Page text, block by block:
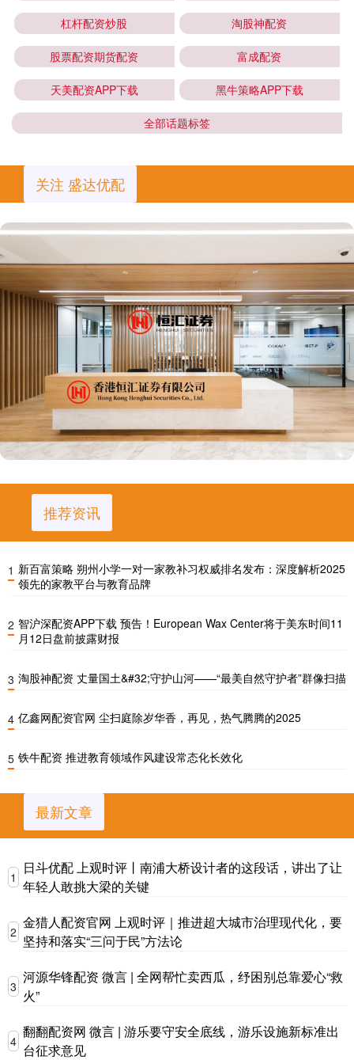
杠杆配资炒股 淘股神配资
股票配资期货配资 富成配资
天美配资APP下载 黑牛策略APP下载
全部话题标签
关注 盛达优配
推荐资讯
1 新百富策略 朔州小学一对一家教补习权威排名发布：深度解析2025
领先的家教平台与教育品牌
2 智沪深配资APP下载 预告！European Wax Center将于美东时间11
月12日盘前披露财报
3 淘股神配资 丈量国土&#32;守护山河——“最美自然守护者”群像扫描
4 亿鑫网配资官网 尘扫庭除岁华香，再见，热气腾腾的2025
5 铁牛配资 推进教育领域作风建设常态化长效化
最新文章
1
日斗优配 上观时评丨南浦大桥设计者的这段话，讲出了让
年轻人敢挑大梁的关键
2
金猎人配资官网 上观时评｜推进超大城市治理现代化，要
坚持和落实“三问于民”方法论
3
河源华锋配资 微言 | 全网帮忙卖西瓜，纾困别总靠爱心“救
火”
4
翻翻配资网 微言 | 游乐要守安全底线，游乐设施新标准出
台征求意见